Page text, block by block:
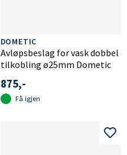
DOMETIC
Avløpsbeslag for vask dobbel
tilkobling ø25mm Dometic
875,-
Få igjen